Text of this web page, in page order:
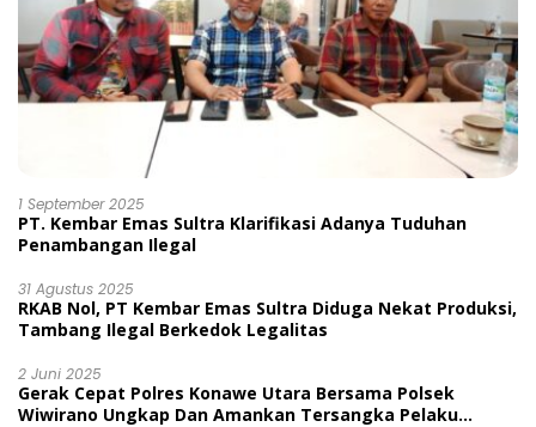
1 September 2025
PT. Kembar Emas Sultra Klarifikasi Adanya Tuduhan
Penambangan Ilegal
31 Agustus 2025
RKAB Nol, PT Kembar Emas Sultra Diduga Nekat Produksi,
Tambang Ilegal Berkedok Legalitas
2 Juni 2025
Gerak Cepat Polres Konawe Utara Bersama Polsek
Wiwirano Ungkap Dan Amankan Tersangka Pelaku